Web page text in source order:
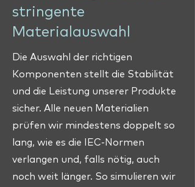
stringente
Materialauswahl
Die Auswahl der richtigen
Komponenten stellt die Stabilität
und die Leistung unserer Produkte
sicher. Alle neuen Materialien
prüfen wir mindestens doppelt so
lang, wie es die IEC-Normen
verlangen und, falls nötig, auch
noch weit länger. So simulieren wir